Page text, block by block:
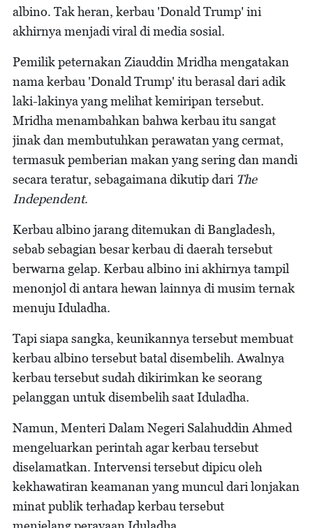
albino. Tak heran, kerbau 'Donald Trump' ini
akhirnya menjadi viral di media sosial.
Pemilik peternakan Ziauddin Mridha mengatakan
nama kerbau 'Donald Trump' itu berasal dari adik
laki-lakinya yang melihat kemiripan tersebut.
Mridha menambahkan bahwa kerbau itu sangat
jinak dan membutuhkan perawatan yang cermat,
termasuk pemberian makan yang sering dan mandi
secara teratur, sebagaimana dikutip dari The
Independent.
Kerbau albino jarang ditemukan di Bangladesh,
sebab sebagian besar kerbau di daerah tersebut
berwarna gelap. Kerbau albino ini akhirnya tampil
menonjol di antara hewan lainnya di musim ternak
menuju Iduladha.
Tapi siapa sangka, keunikannya tersebut membuat
kerbau albino tersebut batal disembelih. Awalnya
kerbau tersebut sudah dikirimkan ke seorang
pelanggan untuk disembelih saat Iduladha.
Namun, Menteri Dalam Negeri Salahuddin Ahmed
mengeluarkan perintah agar kerbau tersebut
diselamatkan. Intervensi tersebut dipicu oleh
kekhawatiran keamanan yang muncul dari lonjakan
minat publik terhadap kerbau tersebut